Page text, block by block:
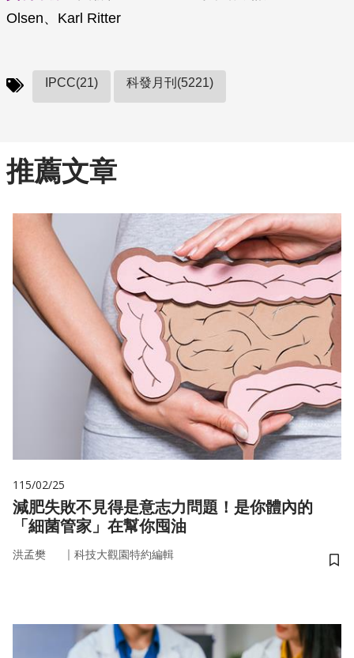
Olsen、Karl Ritter
IPCC(21) 科發月刊(5221)
推薦文章
115/02/25
減肥失敗不見得是意志力問題！是你體內的
「細菌管家」在幫你囤油
洪孟樊 ｜ 科技大觀園特約編輯
儲